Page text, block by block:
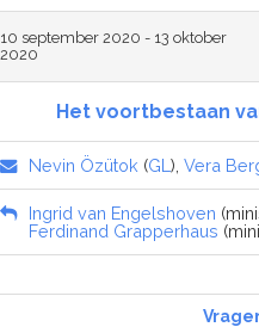
10 september 2020 - 13 oktober
2020
Het voortbestaan
Nevin Özütok (GL ), Vera
Ingrid van Engelshoven
Ferdinand Grapperhaus